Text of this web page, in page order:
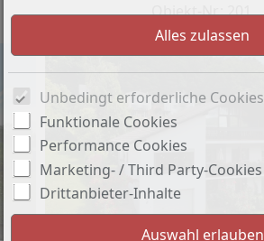
Objekt-Nr.: 201
Unbedingt erforderliche Cookies
Funktionale Cookies
Performance Cookies
Marketing- / Third Party-Cookies
Drittanbieter-Inhalte